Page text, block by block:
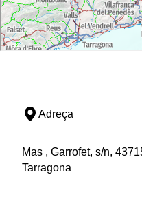
Adreça
Mas , Garrofet, s/n,
Tarragona